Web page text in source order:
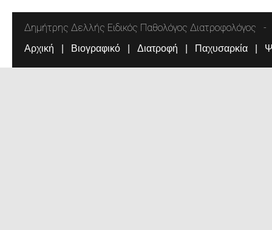
Δημήτρης Δελλής Ειδικός Παθολόγος Διατροφολόγος
Αρχική Βιογραφικό Διατροφή Παχυσαρκία